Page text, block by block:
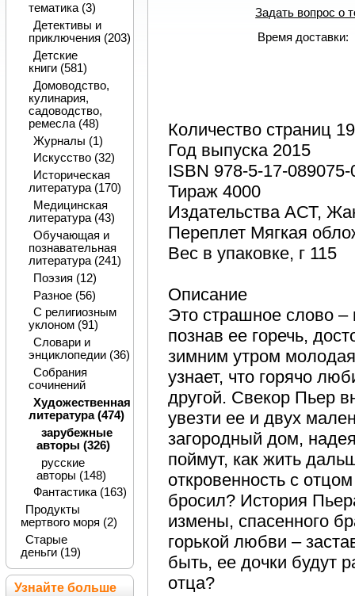
Задать вопрос о
Время
Количество страниц
Год выпуска 2015
ISBN 978-5-17-089075-
Тираж 4000
Издательства АСТ,
Переплет Мягкая
Вес в упаковке, г 115
Описание
Это страшное слово
познав ее горечь,
зимним утром
узнает, что горячо
другой. Свекор Пьер
увезти ее и двух
загородный дом,
поймут, как жить
откровенность с
бросил? История
измены, спасенного
горькой любви –
быть, ее дочки будут
отца?
тематика (3)
Детективы и
приключения (203)
Детские
книги (581)
Домоводство,
кулинария,
садоводство,
ремесла (48)
Журналы (1)
Искусство (32)
Историческая
литература (170)
Медицинская
литература (43)
Обучающая и
познавательная
литература (241)
Поэзия (12)
Разное (56)
С религиозным
уклоном (91)
Словари и
энциклопедии (36)
Собрания
сочинений
Художественная
литература (474)
зарубежные
авторы (326)
русские
авторы (148)
Фантастика (163)
Продукты
мертвого моря (2)
Старые
деньги (19)
Узнайте больше